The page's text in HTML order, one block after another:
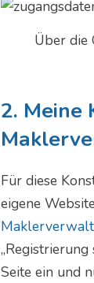
Über die
2. Meine
Für diese
eigene
Seite ein und